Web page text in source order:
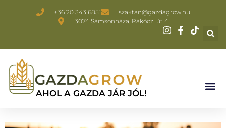
+36 20 343 6851
szaktan@gazdagrow.hu
3074 Sámsonháza, Rákóczi út 4.
AHOL A GAZDA JÁR JÓL!